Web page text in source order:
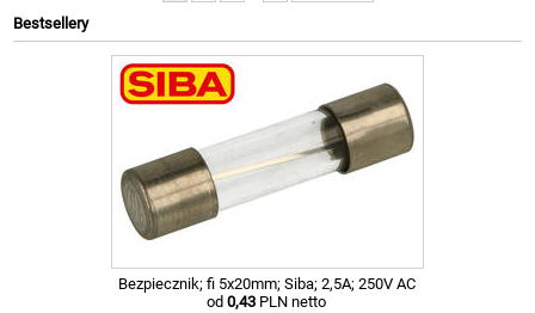
Bestsellery
Bezpiecznik; fi 5x20mm; Siba; 2,5A; 250V AC
od 0,43 PLN netto